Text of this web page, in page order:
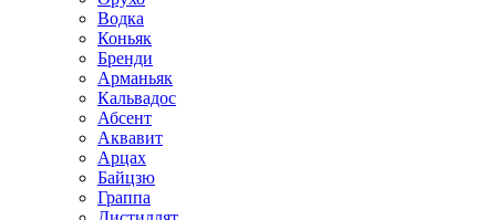
Водка
Коньяк
Бренди
Арманьяк
Кальвадос
Абсент
Аквавит
Арцах
Байцзю
Граппа